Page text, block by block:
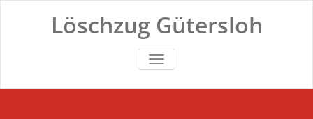
Löschzug Gütersloh
TOGGLE NAVIGATION